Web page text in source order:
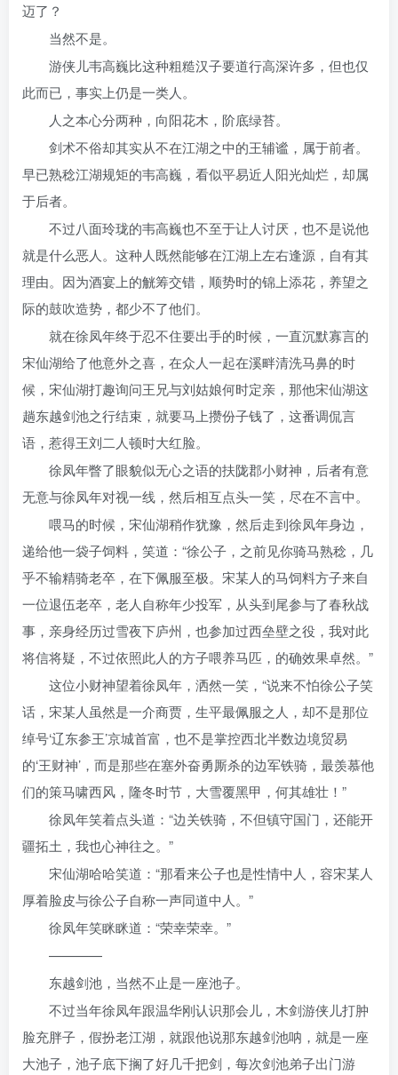
迈了？
当然不是。
游侠儿韦高巍比这种粗糙汉子要道行高深许多，但也仅
此而已，事实上仍是一类人。
人之本心分两种，向阳花木，阶底绿苔。
剑术不俗却其实从不在江湖之中的王辅谧，属于前者。
早已熟稔江湖规矩的韦高巍，看似平易近人阳光灿烂，却属
于后者。
不过八面玲珑的韦高巍也不至于让人讨厌，也不是说他
就是什么恶人。这种人既然能够在江湖上左右逢源，自有其
理由。因为酒宴上的觥筹交错，顺势时的锦上添花，养望之
际的鼓吹造势，都少不了他们。
就在徐凤年终于忍不住要出手的时候，一直沉默寡言的
宋仙湖给了他意外之喜，在众人一起在溪畔清洗马鼻的时
候，宋仙湖打趣询问王兄与刘姑娘何时定亲，那他宋仙湖这
趟东越剑池之行结束，就要马上攒份子钱了，这番调侃言
语，惹得王刘二人顿时大红脸。
徐凤年瞥了眼貌似无心之语的扶陇郡小财神，后者有意
无意与徐凤年对视一线，然后相互点头一笑，尽在不言中。
喂马的时候，宋仙湖稍作犹豫，然后走到徐凤年身边，
递给他一袋子饲料，笑道：“徐公子，之前见你骑马熟稔，几
乎不输精骑老卒，在下佩服至极。宋某人的马饲料方子来自
一位退伍老卒，老人自称年少投军，从头到尾参与了春秋战
事，亲身经历过雪夜下庐州，也参加过西垒壁之役，我对此
将信将疑，不过依照此人的方子喂养马匹，的确效果卓然。”
这位小财神望着徐凤年，洒然一笑，“说来不怕徐公子笑
话，宋某人虽然是一介商贾，生平最佩服之人，却不是那位
绰号‘辽东参王’京城首富，也不是掌控西北半数边境贸易
的‘王财神’，而是那些在塞外奋勇厮杀的边军铁骑，最羡慕他
们的策马啸西风，隆冬时节，大雪覆黑甲，何其雄壮！”
徐凤年笑着点头道：“边关铁骑，不但镇守国门，还能开
疆拓土，我也心神往之。”
宋仙湖哈哈笑道：“那看来公子也是性情中人，容宋某人
厚着脸皮与徐公子自称一声同道中人。”
徐凤年笑眯眯道：“荣幸荣幸。”
————
东越剑池，当然不止是一座池子。
不过当年徐凤年跟温华刚认识那会儿，木剑游侠儿打肿
脸充胖子，假扮老江湖，就跟他说那东越剑池呐，就是一座
大池子，池子底下搁了好几千把剑，每次剑池弟子出门游